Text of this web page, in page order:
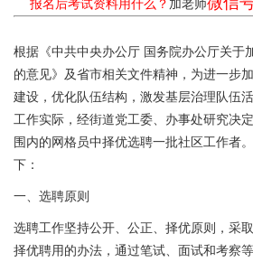
根据《中共中央办公厅 国务院办公厅关于
的意见》及省市相关文件精神，为进一步
建设，优化队伍结构，激发基层治理队伍
工作实际，经街道党工委、办事处研究决
围内的网格员中择优选聘一批社区工作者
下：
一、选聘原则
选聘工作坚持公开、公正、择优原则，采
择优聘用的办法，通过笔试、面试和考察